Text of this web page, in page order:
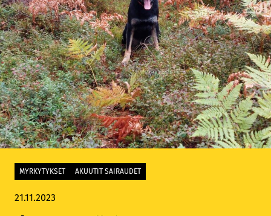
MYRKYTYKSET AKUUTIT SAIRAUDET
21.11.2023